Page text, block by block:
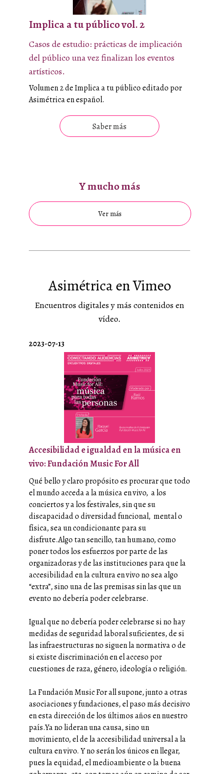
Implica a tu público vol. 2
Casos de estudio: prácticas de implicación
del público una vez finalizan los eventos
artísticos.
Volumen 2 de Implica a tu público editado por
Asimétrica en español.
Saber más
Y mucho más
Ver más
Asimétrica en Vimeo
Encuentros digitales y más contenidos en
vídeo.
2023-07-13
Accesibilidad e igualdad en la música en
vivo: Fundación Music For All
Qué bello y claro propósito es procurar que todo
el mundo acceda a la música en vivo, a los
conciertos y a los festivales, sin que su
discapacidad o diversidad funcional, mental o
física, sea un condicionante para su
disfrute.Algo tan sencillo, tan humano, como
poner todos los esfuerzos por parte de las
organizadoras y de las instituciones para que la
accesibilidad en la cultura en vivo no sea algo
“extra”, sino una de las premisas sin las que un
evento no debería poder celebrarse.
Igual que no debería poder celebrarse si no hay
medidas de seguridad laboral suficientes, de si
las infraestructuras no siguen la normativa o de
si existe discriminación en el acceso por
cuestiones de raza, género, ideología o religión.
LaFundación Music For allsupone, junto a otras
asociaciones y fundaciones, el paso más decisivo
en esta dirección de los últimos años en nuestro
país.Ya no lideran una causa, sino un
movimiento, el de la accesibilidad universal a la
cultura en vivo. Y no serán los únicos en llegar,
pues la equidad, el medioambiente o la buena